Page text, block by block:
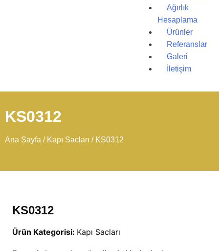
Ağırlık
Hesaplama
Ürünler
Referanslar
Galeri
İletişim
KS0312
Ana Sayfa / Kapı Sacları / KS0312
KS0312
Ürün Kategorisi: Kapı Sacları